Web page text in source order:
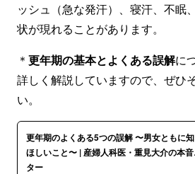
ッシュ（急な発汗）、寝汗、不眠
状が現れることがあります。
＊ 更年期の基本とよくある誤解に
詳しく解説していますので、ぜひ
い。
更年期のよくある5つの誤解 〜男女ともに
ほしいこと〜 | 産婦人科医・重見大介の本
ター